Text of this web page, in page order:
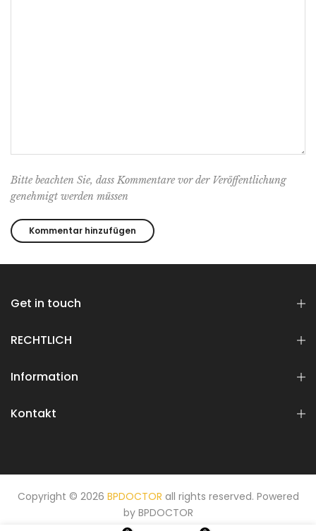
Bitte beachten Sie, dass Kommentare vor der Veröffentlichung
genehmigt werden müssen
Get in touch
RECHTLICH
Information
Kontakt
Copyright © 2026 BPDOCTOR all rights reserved. Powered
by BPDOCTOR